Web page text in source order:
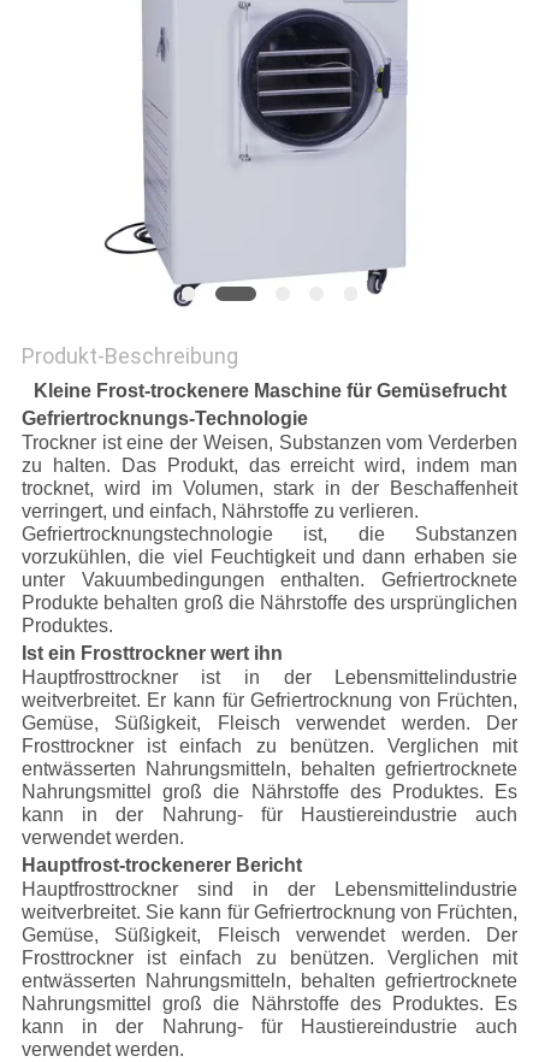
Produkt-Beschreibung
Kleine Frost-trockenere Maschine für Gemüsefrucht
Gefriertrocknungs-Technologie
Trockner ist eine der Weisen, Substanzen vom Verderben
zu halten. Das Produkt, das erreicht wird, indem man
trocknet, wird im Volumen, stark in der Beschaffenheit
verringert, und einfach, Nährstoffe zu verlieren.
Gefriertrocknungstechnologie ist, die Substanzen
vorzukühlen, die viel Feuchtigkeit und dann erhaben sie
unter Vakuumbedingungen enthalten. Gefriertrocknete
Produkte behalten groß die Nährstoffe des ursprünglichen
Produktes.
Ist ein Frosttrockner wert ihn
Hauptfrosttrockner ist in der Lebensmittelindustrie
weitverbreitet. Er kann für Gefriertrocknung von Früchten,
Gemüse, Süßigkeit, Fleisch verwendet werden. Der
Frosttrockner ist einfach zu benützen. Verglichen mit
entwässerten Nahrungsmitteln, behalten gefriertrocknete
Nahrungsmittel groß die Nährstoffe des Produktes. Es
kann in der Nahrung- für Haustiereindustrie auch
verwendet werden.
Hauptfrost-trockenerer Bericht
Hauptfrosttrockner sind in der Lebensmittelindustrie
weitverbreitet. Sie kann für Gefriertrocknung von Früchten,
Gemüse, Süßigkeit, Fleisch verwendet werden. Der
Frosttrockner ist einfach zu benützen. Verglichen mit
entwässerten Nahrungsmitteln, behalten gefriertrocknete
Nahrungsmittel groß die Nährstoffe des Produktes. Es
kann in der Nahrung- für Haustiereindustrie auch
verwendet werden.